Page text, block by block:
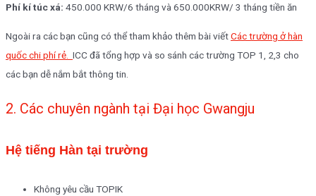
Phí kí túc xá: 450.000 KRW/6 tháng và 650.000KRW/ 3 tháng tiền ăn
Ngoài ra các bạn cũng có thể tham khảo thêm bài viếtCác trường ở hàn
quốc chi phí rẻ. ICC đã tổng hợp và so sánh các trường TOP 1, 2,3 cho
các bạn dễ nắm bắt thông tin.
2. Các chuyên ngành tại Đại học Gwangju
Hệ tiếng Hàn tại trường
Không yêu cầu TOPIK